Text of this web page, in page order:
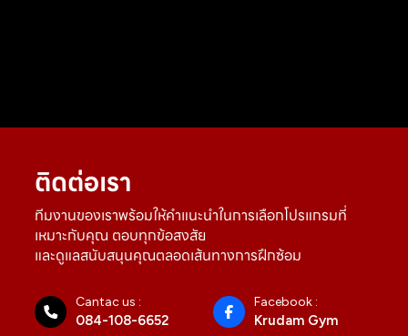
ติดต่อเรา
ทีมงานของเราพร้อมให้คำแนะนำในการเลือกโปรแกรมที่
เหมาะกับคุณ ตอบทุกข้อสงสัย
และดูแลสนับสนุนคุณตลอดเส้นทางการฝึกซ้อม
Cantac us :
084-108-6652
Facebook :
Krudam Gym